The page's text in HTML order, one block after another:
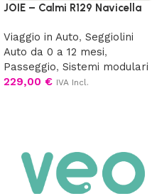
JOIE – Calmi R129 Navicella
Viaggio in Auto, Seggiolini
Auto da 0 a 12 mesi,
Passeggio, Sistemi modulari
229,00 € IVA Incl.